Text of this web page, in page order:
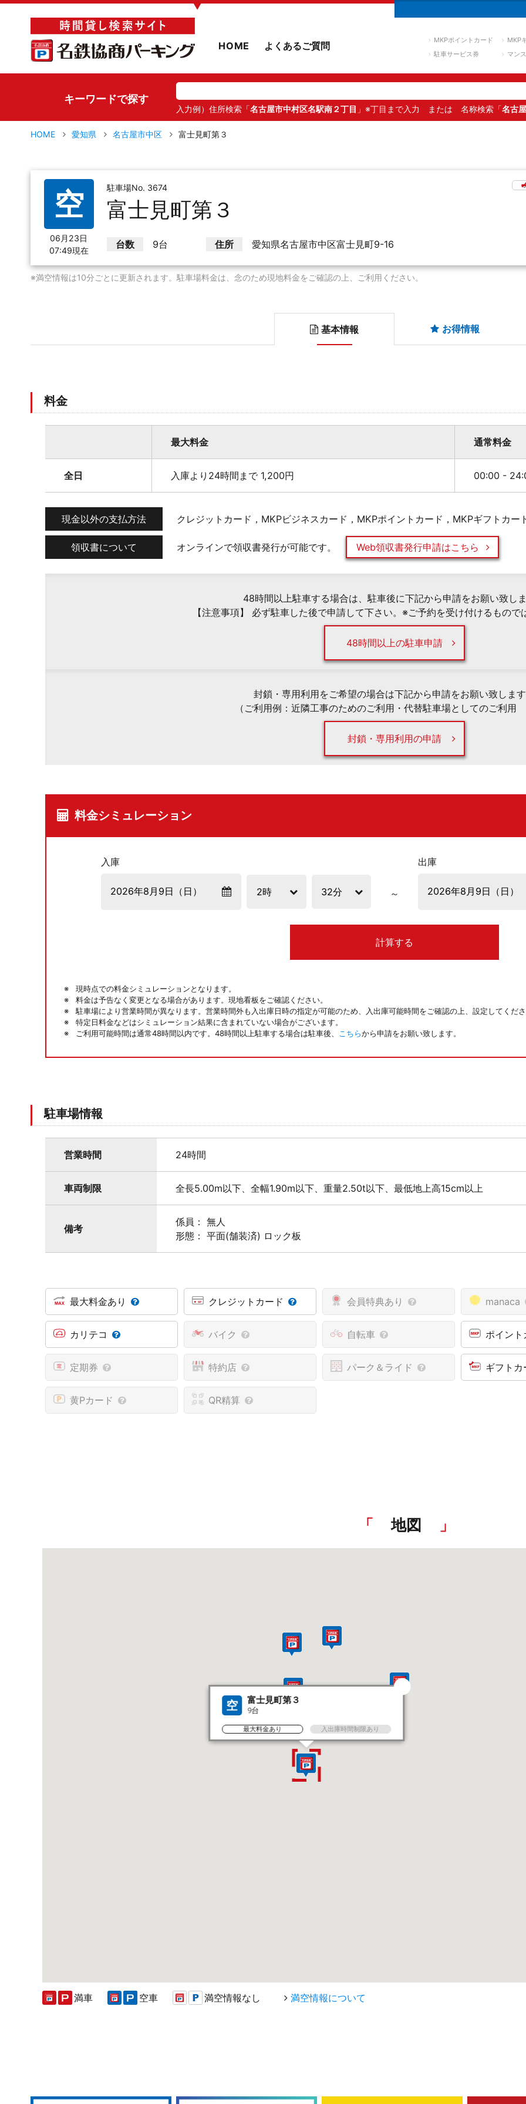
▼
HOME よくあるご質問 MKPポイントカード
MKP
駐車サービス券
マン
キーワードで探す
入力例）住所検索「名古屋市中村区名駅南２丁目 」※丁目まで入力 または 名称検索「名古
HOME 愛知県 名古屋市中区 富士見町第３
空
06月23日
07:49現在
駐車場No. 3674
富士見町第３
台数 9台 住所 愛知県名古屋市中区富士見町9-16
※満空情報は10分ごとに更新されます。駐車場料金は、念のため現地料金をご確認の上、ご利用ください。
基本情報 お得情報
料金
最大料金 通常料金
全日 入庫より24時間まで 1,200円 00:00 -
現金以外の支払方法 クレジットカード，MKPビジネスカード，MKPポイントカード，MKPギフトカー
領収書について オンラインで領収書発行が可能です。 Web領収書発行申請はこちら
48時間以上駐車する場合は、駐車後に下記から申請をお願い致し
【注意事項】 必ず駐車した後で申請して下さい。※ご予約を受け付けるもので
48時間以上の駐車申請
封鎖・専用利用をご希望の場合は下記から申請をお願い致しま
（ご利用例：近隣工事のためのご利用・代替駐車場としてのご利用
封鎖・専用利用の申請
料金シミュレーション
入庫 出庫
計算する
現時点での料金シミュレーションとなります。
料金は予告なく変更となる場合があります。現地看板をご確認ください。
駐車場により営業時間が異なります。営業時間外も入出庫日時の指定が可能のため、入出庫可能時間をご確認の上、設定してくだ
特定日料金などはシミュレーション結果に含まれていない場合がございます。
ご利用可能時間は通常48時間以内です。48時間以上駐車する場合は駐車後、
こちらから申請をお願い致します。
駐車場情報
営業時間 24時間
車両制限 全長5.00m以下、全幅1.90m以下、重量2.50t以下、最低地上高15cm以上
備考
係員： 無人
形態： 平面(舗装済) ロック板
最大料金あり クレジットカード 会員特典あり manaca
カリテコ バイク 自転車 ポイン
定期券 特約店 パーク＆ライド ギフト
黄Pカード QR精算
地図
空 富士見町第３
9台
最大料金あり 入出庫時間制限あり
満車 空車 満空情報なし 満空情報について